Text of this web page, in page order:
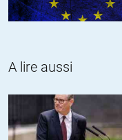
A lire aussi